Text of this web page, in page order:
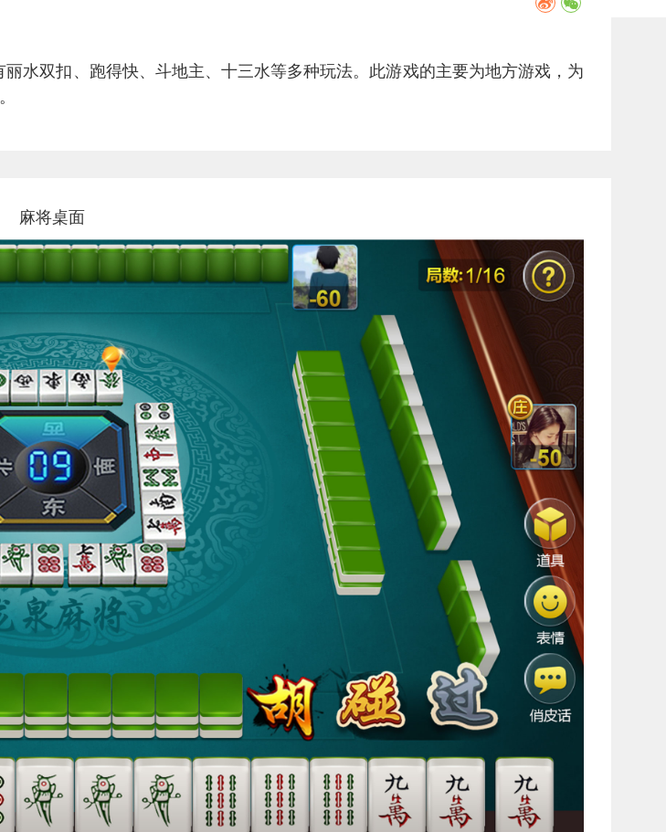
水双扣、跑得快、斗地主、十三水等多种玩法。此游戏的主要为地方游戏，为
麻将桌面